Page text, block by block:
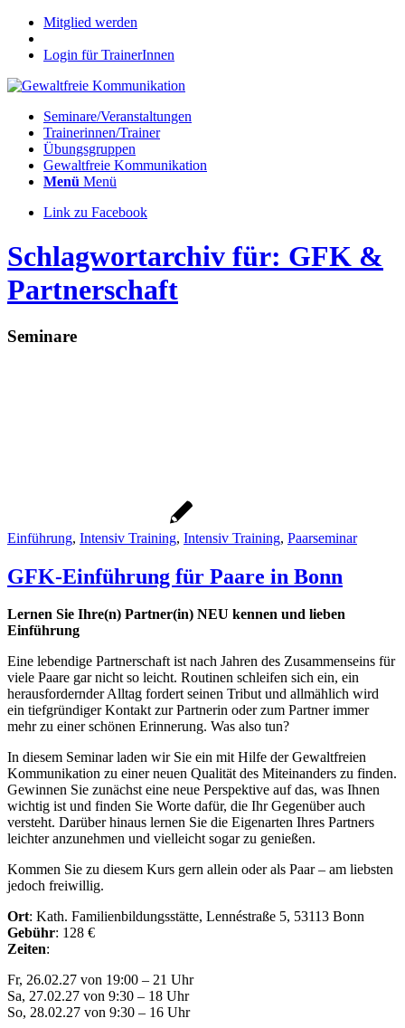
Mitglied werden
Login für TrainerInnen
Seminare/Veranstaltungen
Trainerinnen/Trainer
Übungsgruppen
Gewaltfreie Kommunikation
Menü Menü
Link zu Facebook
Schlagwortarchiv für: GFK &
Partnerschaft
Seminare
Einführung, Intensiv Training, Intensiv Training, Paarseminar
GFK-Einführung für Paare in Bonn
Lernen Sie Ihre(n) Partner(in) NEU kennen und lieben
Einführung
Eine lebendige Partnerschaft ist nach Jahren des Zusammenseins für
viele Paare gar nicht so leicht. Routinen schleifen sich ein, ein
herausfordernder Alltag fordert seinen Tribut und allmählich wird
ein tiefgründiger Kontakt zur Partnerin oder zum Partner immer
mehr zu einer schönen Erinnerung. Was also tun?
In diesem Seminar laden wir Sie ein mit Hilfe der Gewaltfreien
Kommunikation zu einer neuen Qualität des Miteinanders zu finden.
Gewinnen Sie zunächst eine neue Perspektive auf das, was Ihnen
wichtig ist und finden Sie Worte dafür, die Ihr Gegenüber auch
versteht. Darüber hinaus lernen Sie die Eigenarten Ihres Partners
leichter anzunehmen und vielleicht sogar zu genießen.
Kommen Sie zu diesem Kurs gern allein oder als Paar – am liebsten
jedoch freiwillig.
Ort: Kath. Familienbildungsstätte, Lennéstraße 5, 53113 Bonn
Gebühr: 128 €
Zeiten:
Fr, 26.02.27 von 19:00 – 21 Uhr
Sa, 27.02.27 von 9:30 – 18 Uhr
So, 28.02.27 von 9:30 – 16 Uhr